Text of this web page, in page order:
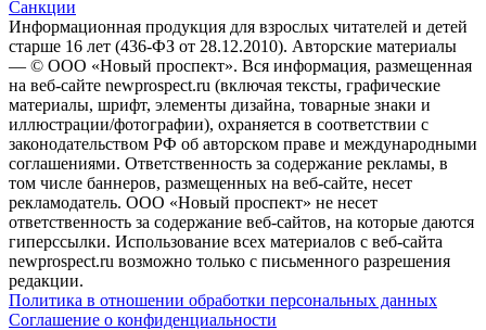
Санкции
Информационная продукция для взрослых читателей и детей
старше 16 лет (436-ФЗ от 28.12.2010). Авторские материалы
— © ООО «Новый проспект». Вся информация, размещенная
на веб-сайте newprospect.ru (включая тексты, графические
материалы, шрифт, элементы дизайна, товарные знаки и
иллюстрации/фотографии), охраняется в соответствии с
законодательством РФ об авторском праве и международными
соглашениями. Ответственность за содержание рекламы, в
том числе баннеров, размещенных на веб-сайте, несет
рекламодатель. ООО «Новый проспект» не несет
ответственность за содержание веб-сайтов, на которые даются
гиперссылки. Использование всех материалов с веб-сайта
newprospect.ru возможно только с письменного разрешения
редакции.
Политика в отношении обработки персональных данных
Соглашение о конфиденциальности